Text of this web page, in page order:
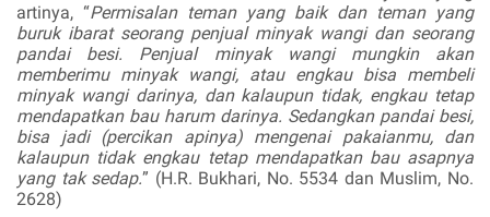
artinya, “Permisalan teman yang baik dan teman yang
buruk ibarat seorang penjual minyak wangi dan seorang
pandai besi. Penjual minyak wangi mungkin akan
memberimu minyak wangi, atau engkau bisa membeli
minyak wangi darinya, dan kalaupun tidak, engkau tetap
mendapatkan bau harum darinya. Sedangkan pandai besi,
bisa jadi (percikan apinya) mengenai pakaianmu, dan
kalaupun tidak engkau tetap mendapatkan bau asapnya
yang tak sedap.” (H.R. Bukhari, No. 5534 dan Muslim, No.
2628)